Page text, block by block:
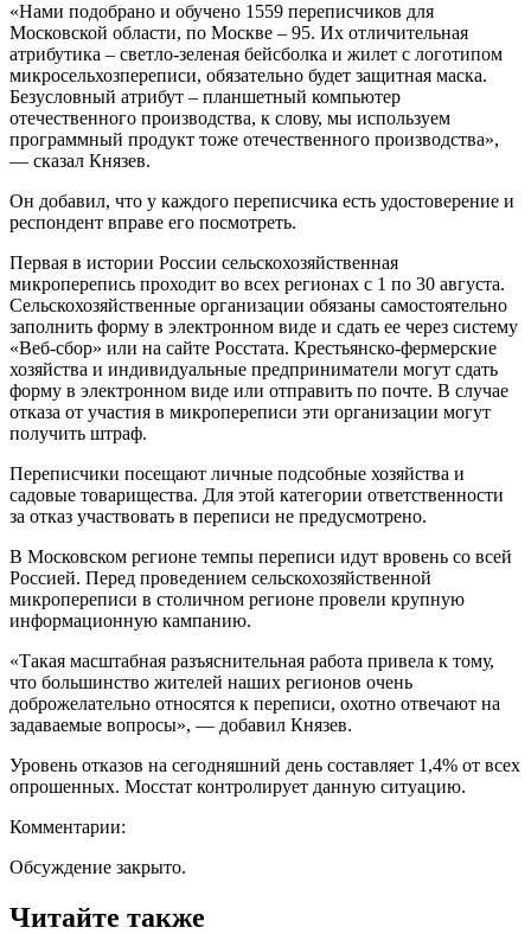
«Нами подобрано и обучено 1559 переписчиков для
Московской области, по Москве – 95. Их отличительная
атрибутика – светло-зеленая бейсболка и жилет с логотипом
микросельхозпереписи, обязательно будет защитная маска.
Безусловный атрибут – планшетный компьютер
отечественного производства, к слову, мы используем
программный продукт тоже отечественного производства»,
— сказал Князев.
Он добавил, что у каждого переписчика есть удостоверение и
респондент вправе его посмотреть.
Первая в истории России сельскохозяйственная
микроперепись проходит во всех регионах с 1 по 30 августа.
Сельскохозяйственные организации обязаны самостоятельно
заполнить форму в электронном виде и сдать ее через систему
«Веб-сбор» или на сайте Росстата. Крестьянско-фермерские
хозяйства и индивидуальные предприниматели могут сдать
форму в электронном виде или отправить по почте. В случае
отказа от участия в микропереписи эти организации могут
получить штраф.
Переписчики посещают личные подсобные хозяйства и
садовые товарищества. Для этой категории ответственности
за отказ участвовать в переписи не предусмотрено.
В Московском регионе темпы переписи идут вровень со всей
Россией. Перед проведением сельскохозяйственной
микропереписи в столичном регионе провели крупную
информационную кампанию.
«Такая масштабная разъяснительная работа привела к тому,
что большинство жителей наших регионов очень
доброжелательно относятся к переписи, охотно отвечают на
задаваемые вопросы», — добавил Князев.
Уровень отказов на сегодняшний день составляет 1,4% от всех
опрошенных. Мосстат контролирует данную ситуацию.
Комментарии:
Обсуждение закрыто.
Читайте также